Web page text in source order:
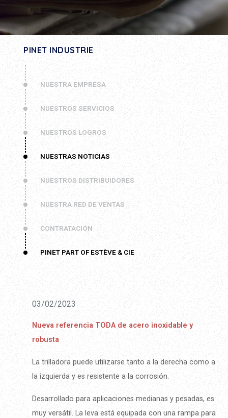
PINET INDUSTRIE
NUESTRA EMPRESA
NUESTROS SERVICIOS
NUESTROS LOGROS
NUESTRAS NOTICIAS
NUESTROS DISTRIBUIDORES
NUESTRA RED DE VENTAS
CONTRATACIÓN
PINET PART OF ESTÈVE & CIE
03/02/2023
Nueva referencia TODA de acero inoxidable y
robusta
La trilladora puede utilizarse tanto a la derecha como a
la izquierda y es resistente a la corrosión.
Desarrollado para aplicaciones medianas y pesadas, es
muy versátil. La leva está equipada con una rampa para